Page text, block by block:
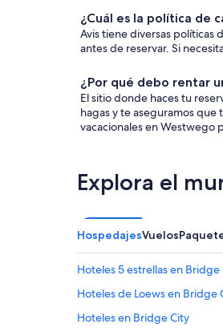
¿Cuál es la política de
Avis tiene diversas políticas
antes de reservar. Si
¿Por qué debo rentar
El sitio donde haces tu
hagas y te aseguramos
vacacionales en Westwego
Explora el
HospedajesVuelos
Hoteles 5 estrellas en Bridge
Hoteles de Loews en Bridge
Hoteles en Bridge City